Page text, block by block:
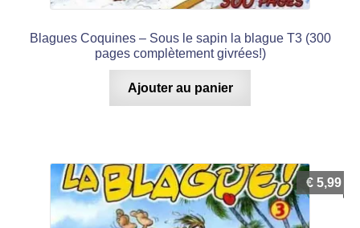
Blagues Coquines – Sous le sapin la blague T3 (300
pages complètement givrées!)
Ajouter au panier
€ 5,99